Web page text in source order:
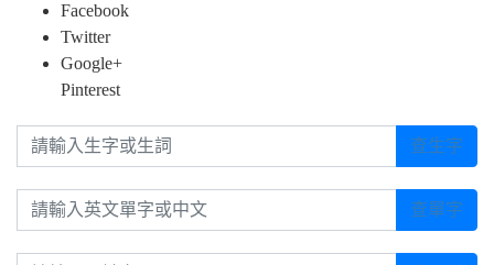
Facebook
Twitter
Google+
Pinterest
請輸入生字或生詞 查生字
請輸入英文單字或中文 查單字